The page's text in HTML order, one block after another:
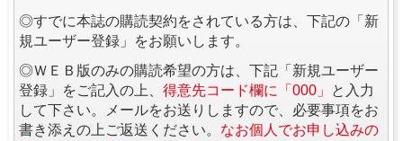
◎すでに本誌の購読契約をされている方は、下記の「新
規ユーザー登録」をお願いします。
◎ＷＥＢ版のみの購読希望の方は、下記「新規ユーザー
登録」をご記入の上、 得意先コード欄に「000」
と入力
して下さい。メールをお送りしますので、必要事項をお
書き添えの上ご返送ください。 なお個人でお申し込みの